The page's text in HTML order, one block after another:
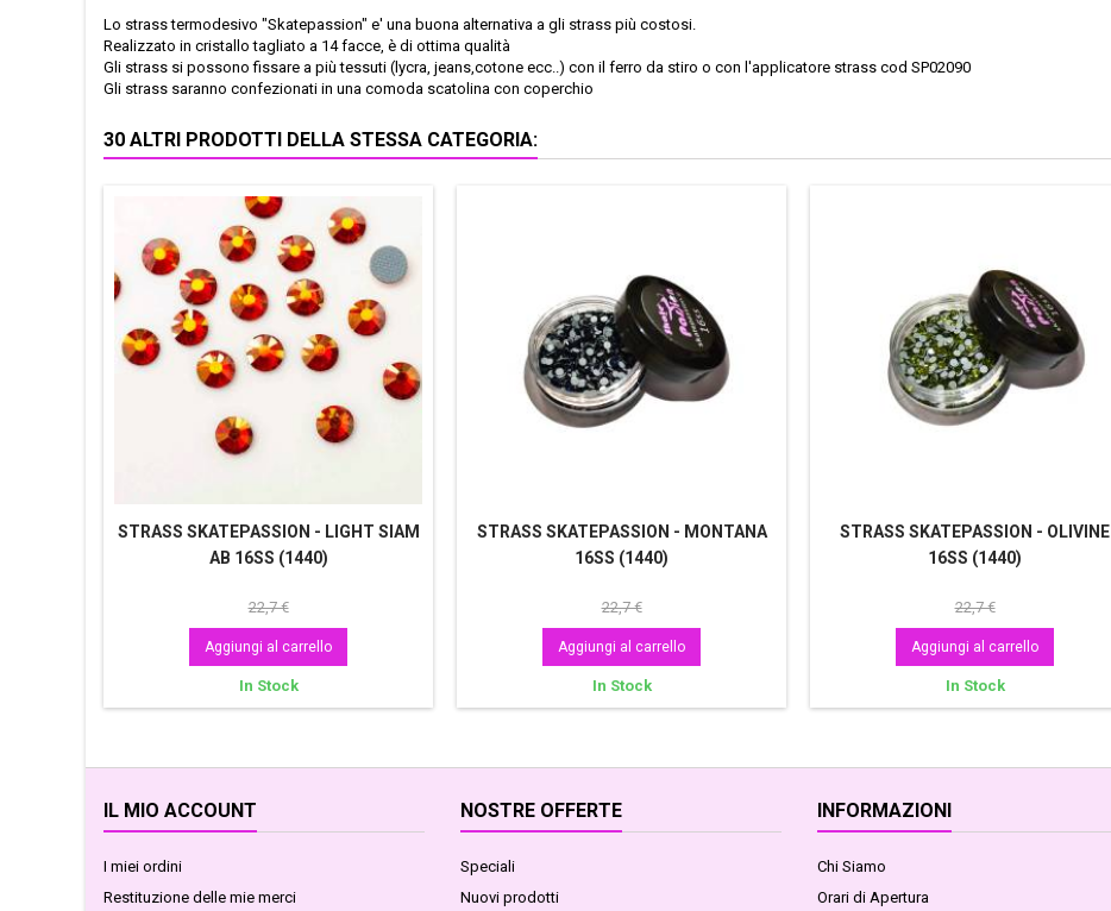
Lo strass termodesivo "Skatepassion" e' una buona alternativa a gli strass più costosi.
Realizzato in cristallo tagliato a 14 facce, è di ottima qualità
Gli strass si possono fissare a più tessuti (lycra, jeans,cotone ecc..) con il ferro da stiro o con l'applicatore strass cod SP02090
Gli strass saranno confezionati in una comoda scatolina con coperchio
30 ALTRI PRODOTTI DELLA STESSA CATEGORIA:
STRASS SKATEPASSION - LIGHT SIAM
AB 16SS (1440)
22,7 €
Aggiungi al carrello
In Stock
STRASS SKATEPASSION - MONTANA
16SS (1440)
22,7 €
Aggiungi al carrello
In Stock
STRASS SKATEPASSION - OLIVINE
16SS (1440)
22,7 €
Aggiungi al carrello
In Stock
IL MIO ACCOUNT
I miei ordini
Restituzione delle mie merci
NOSTRE OFFERTE
Speciali
Nuovi prodotti
INFORMAZIONI
Chi Siamo
Orari di Apertura